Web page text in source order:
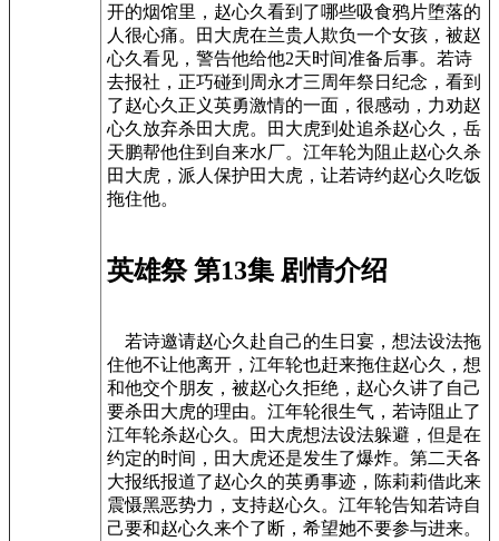
开的烟馆里，赵心久看到了哪些吸食鸦片堕落的
人很心痛。田大虎在兰贵人欺负一个女孩，被赵
心久看见，警告他给他2天时间准备后事。若诗
去报社，正巧碰到周永才三周年祭日纪念，看到
了赵心久正义英勇激情的一面，很感动，力劝赵
心久放弃杀田大虎。田大虎到处追杀赵心久，岳
天鹏帮他住到自来水厂。江年轮为阻止赵心久杀
田大虎，派人保护田大虎，让若诗约赵心久吃饭
拖住他。
英雄祭 第13集 剧情介绍
若诗邀请赵心久赴自己的生日宴，想法设法拖
住他不让他离开，江年轮也赶来拖住赵心久，想
和他交个朋友，被赵心久拒绝，赵心久讲了自己
要杀田大虎的理由。江年轮很生气，若诗阻止了
江年轮杀赵心久。田大虎想法设法躲避，但是在
约定的时间，田大虎还是发生了爆炸。第二天各
大报纸报道了赵心久的英勇事迹，陈莉莉借此来
震慑黑恶势力，支持赵心久。江年轮告知若诗自
己要和赵心久来个了断，希望她不要参与进来。